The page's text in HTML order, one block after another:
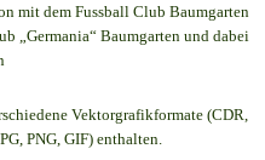
mit dem Fussball Club Baumgarten
„Germania“ Baumgarten und dabei
Vektorgrafikformate (CDR,
PNG, GIF) enthalten.